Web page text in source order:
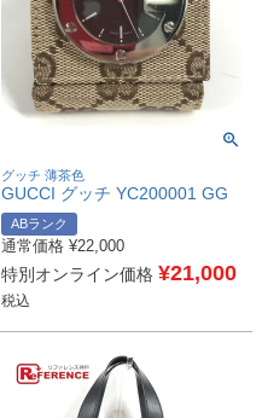
グッチ 薄茶色
GUCCI グッチ YC200001 GG
トラベルクロック インテリア
置き時計 置時計 GGキャンバ
ス/レザー ユニセックス ベージ
ュ 【中古】
ABランク
通常価格 ¥22,000
特別オンライン価格 ¥21,000
税込